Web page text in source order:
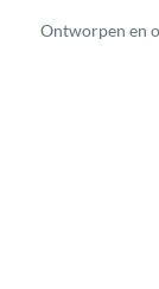
Ontworpen en